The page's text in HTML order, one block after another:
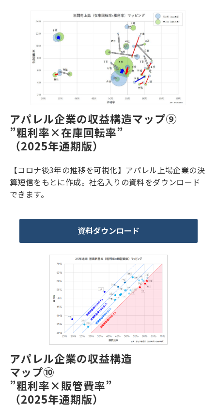
アパレル企業の収益構造マップ⑨
”粗利率×在庫回転率”
（2025年通期版）
【コロナ後3年の推移を可視化】アパレル上場企業の決
算短信をもとに作成。社名入りの資料をダウンロード
できます。
資料ダウンロード
アパレル企業の収益構造
マップ⑩
”粗利率×販管費率”
（2025年通期版）